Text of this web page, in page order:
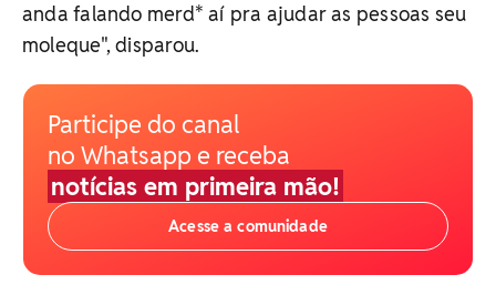
anda falando merd* aí pra ajudar as pessoas seu
moleque", disparou.
Participe do canal
no Whatsapp e receba
notícias em primeira mão!
Acesse a comunidade